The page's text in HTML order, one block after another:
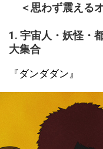
＜思わず震える
1. 宇宙人・妖怪・
大集合
『ダンダダン』